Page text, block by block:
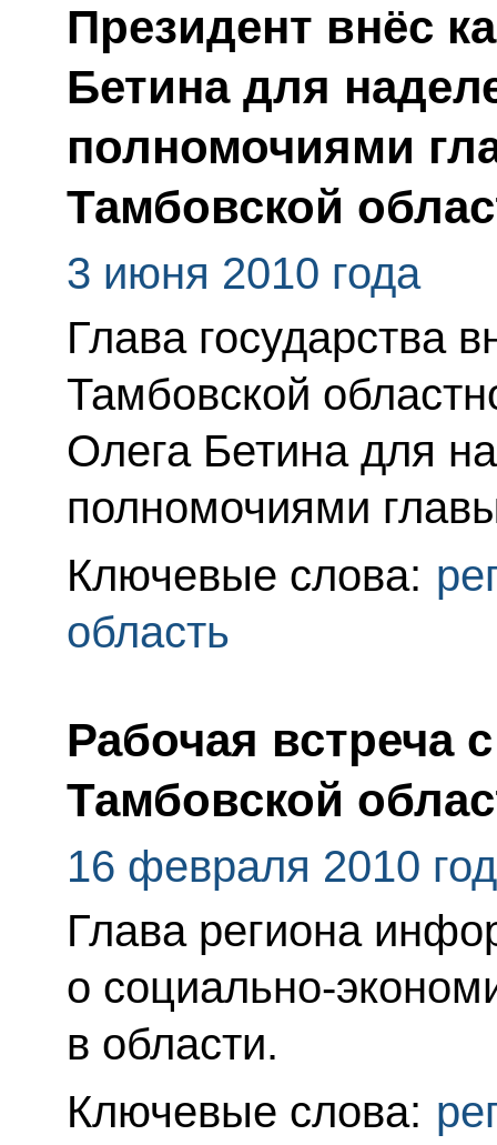
Президент внёс
Бетина для
полномочиями
Тамбовской
3 июня 2010 года
Глава государства
Тамбовской
Олега Бетина для
полномочиями
Ключевые слова:
область
Рабочая встреча
Тамбовской
16 февраля 2010
Глава региона
о социально-
в области.
Ключевые слова: